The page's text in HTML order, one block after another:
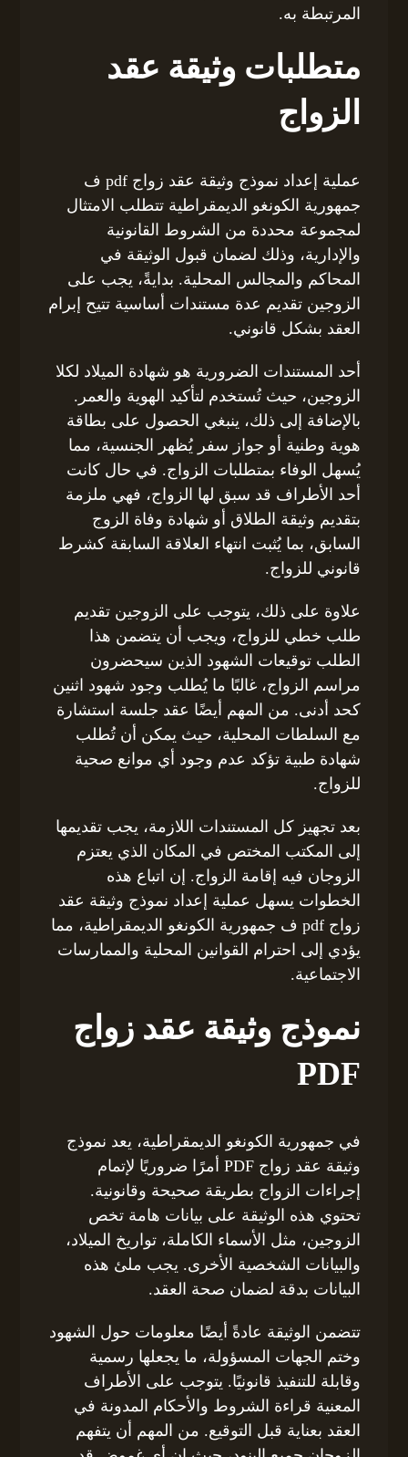
المرتبطة به.
متطلبات وثيقة عقد
الزواج
عملية إعداد نموذج وثيقة عقد زواج pdf ف
جمهورية الكونغو الديمقراطية تتطلب الامتثال
لمجموعة محددة من الشروط القانونية
والإدارية، وذلك لضمان قبول الوثيقة في
المحاكم والمجالس المحلية. بدايةً، يجب على
الزوجين تقديم عدة مستندات أساسية تتيح إبرام
العقد بشكل قانوني.
أحد المستندات الضرورية هو شهادة الميلاد لكلا
الزوجين، حيث تُستخدم لتأكيد الهوية والعمر.
بالإضافة إلى ذلك، ينبغي الحصول على بطاقة
هوية وطنية أو جواز سفر يُظهر الجنسية، مما
يُسهل الوفاء بمتطلبات الزواج. في حال كانت
أحد الأطراف قد سبق لها الزواج، فهي ملزمة
بتقديم وثيقة الطلاق أو شهادة وفاة الزوج
السابق، بما يُثبت انتهاء العلاقة السابقة كشرط
قانوني للزواج.
علاوة على ذلك، يتوجب على الزوجين تقديم
طلب خطي للزواج، ويجب أن يتضمن هذا
الطلب توقيعات الشهود الذين سيحضرون
مراسم الزواج، غالبًا ما يُطلب وجود شهود اثنين
كحد أدنى. من المهم أيضًا عقد جلسة استشارة
مع السلطات المحلية، حيث يمكن أن تُطلب
شهادة طبية تؤكد عدم وجود أي موانع صحية
للزواج.
بعد تجهيز كل المستندات اللازمة، يجب تقديمها
إلى المكتب المختص في المكان الذي يعتزم
الزوجان فيه إقامة الزواج. إن اتباع هذه
الخطوات يسهل عملية إعداد نموذج وثيقة عقد
زواج pdf ف جمهورية الكونغو الديمقراطية، مما
يؤدي إلى احترام القوانين المحلية والممارسات
الاجتماعية.
نموذج وثيقة عقد زواج
PDF
في جمهورية الكونغو الديمقراطية، يعد نموذج
وثيقة عقد زواج PDF أمرًا ضروريًا لإتمام
إجراءات الزواج بطريقة صحيحة وقانونية.
تحتوي هذه الوثيقة على بيانات هامة تخص
الزوجين، مثل الأسماء الكاملة، تواريخ الميلاد،
والبيانات الشخصية الأخرى. يجب ملئ هذه
البيانات بدقة لضمان صحة العقد.
تتضمن الوثيقة عادةً أيضًا معلومات حول الشهود
وختم الجهات المسؤولة، ما يجعلها رسمية
وقابلة للتنفيذ قانونيًا. يتوجب على الأطراف
المعنية قراءة الشروط والأحكام المدونة في
العقد بعناية قبل التوقيع. من المهم أن يتفهم